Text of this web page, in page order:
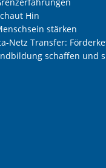
Hin
stärken
Netz Transfer:
schaffen und